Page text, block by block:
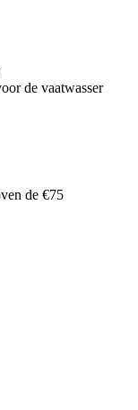
de vaatwasser
de €75